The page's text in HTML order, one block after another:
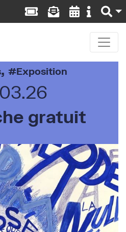
, Exposition
gratuit